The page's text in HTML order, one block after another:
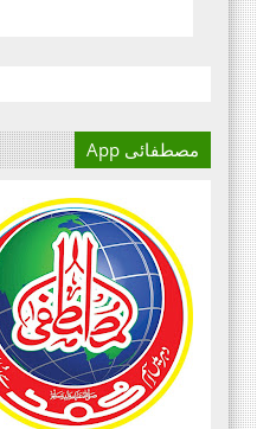
مصطفائی App
آج کا دور
اور کسی بھی
نتائج کے لئے
انکار نہیں
علی عمران
آباد ڈویژن ۔